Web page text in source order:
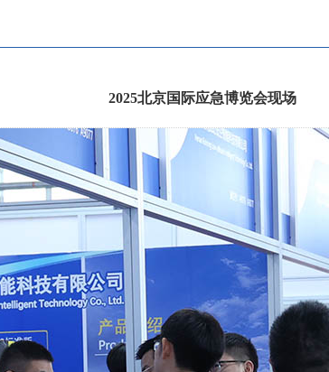
2025北京国际应急博览会现场